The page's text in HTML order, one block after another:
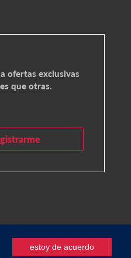
ofertas exclusivas
que otras.
estoy de acuerdo